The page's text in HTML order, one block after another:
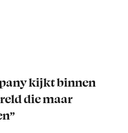
kijkt binnen
die maar